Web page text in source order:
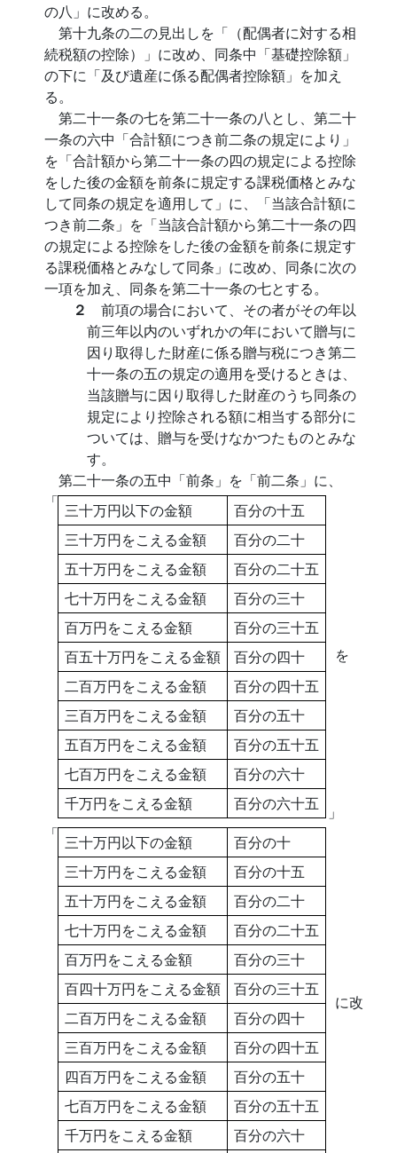
の八」に改める。
第十九条の二の見出しを「（配偶者に対する相
続税額の控除）」に改め、同条中「基礎控除額」
の下に「及び遺産に係る配偶者控除額」を加え
る。
第二十一条の七を第二十一条の八とし、第二十
一条の六中「合計額につき前二条の規定により」
を「合計額から第二十一条の四の規定による控除
をした後の金額を前条に規定する課税価格とみな
して同条の規定を適用して」に、「当該合計額に
つき前二条」を「当該合計額から第二十一条の四
の規定による控除をした後の金額を前条に規定す
る課税価格とみなして同条」に改め、同条に次の
一項を加え、同条を第二十一条の七とする。
２ 前項の場合において、その者がその年以
前三年以内のいずれかの年において贈与に
因り取得した財産に係る贈与税につき第二
十一条の五の規定の適用を受けるときは、
当該贈与に因り取得した財産のうち同条の
規定により控除される額に相当する部分に
ついては、贈与を受けなかつたものとみな
す。
第二十一条の五中「前条」を「前二条」に、
「 三十万円以下の金額
百分の十五
三十万円をこえる金額
百分の二十
五十万円をこえる金額
百分の二十五
七十万円をこえる金額
百分の三十
百万円をこえる金額
百分の三十五
百五十万円をこえる金額
百分の四十
二百万円をこえる金額
百分の四十五
三百万円をこえる金額
百分の五十
五百万円をこえる金額
百分の五十五
七百万円をこえる金額
百分の六十
千万円をこえる金額
百分の六十五 」
を
「 三十万円以下の金額
百分の十
三十万円をこえる金額
百分の十五
五十万円をこえる金額
百分の二十
七十万円をこえる金額
百分の二十五
百万円をこえる金額
百分の三十
百四十万円をこえる金額
百分の三十五
二百万円をこえる金額
百分の四十
三百万円をこえる金額
百分の四十五
四百万円をこえる金額
百分の五十
七百万円をこえる金額
百分の五十五
千万円をこえる金額
百分の六十
に改